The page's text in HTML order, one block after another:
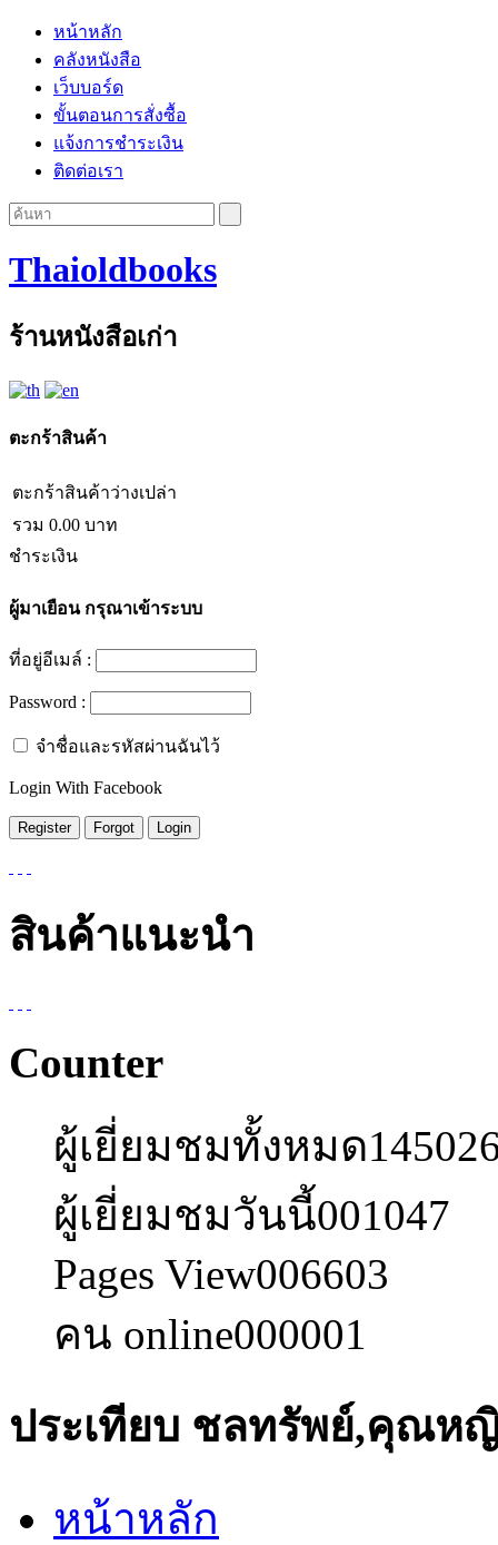
หน้าหลัก
คลังหนังสือ
เว็บบอร์ด
ขั้นตอนการสั่งซื้อ
แจ้งการชำระเงิน
ติดต่อเรา
Thaioldbooks
ร้านหนังสือเก่า
ตะกร้าสินค้า
ตะกร้าสินค้าว่างเปล่า
รวม 0.00 บาท
ชำระเงิน
ผู้มาเยือนกรุณาเข้าระบบ
ที่อยู่อีเมล์ :
Password :
จำชื่อและรหัสผ่านฉันไว้
Login With Facebook
สินค้าแนะนำ
Counter
ผู้เยี่ยมชมทั้งหมด
ผู้เยี่ยมชมวันนี้001047
Pages View006603
คน online000001
ประเทียบ ชลทรัพย์,คุณห
หน้าหลัก